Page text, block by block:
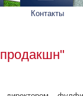
Контакты